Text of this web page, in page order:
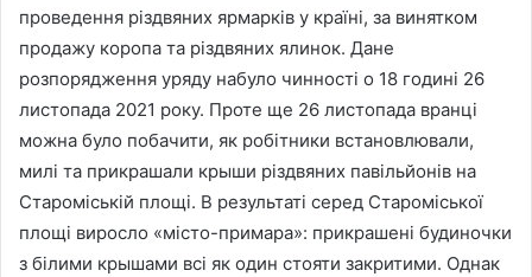
проведення різдвяних ярмарків у країні, за винятком
продажу коропа та різдвяних ялинок. Дане
розпорядження уряду набуло чинності о 18 годині 26
листопада 2021 року. Проте ще 26 листопада вранці
можна було побачити, як робітники встановлювали,
милі та прикрашали крыши різдвяних павільйонів на
Староміській площі. В результаті серед Староміської
площі виросло «місто-примара»: прикрашені будиночки
з білими крышами всі як один стояти закритими. Однак